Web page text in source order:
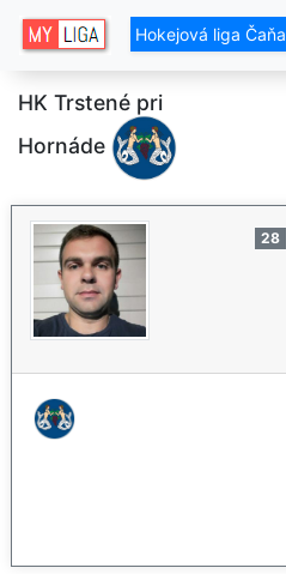
Hokejová liga Čaňa
HK Trstené pri
Hornáde
28